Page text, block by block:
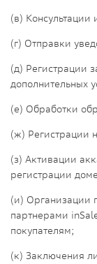
(в) Консультации
(г) Отправки
(д) Регистрации
дополнительных
(е) Обработки
(ж) Регистрации
(з) Активации
регистрации
(и) Организации
партнерами
покупателям;
(к) Заключения